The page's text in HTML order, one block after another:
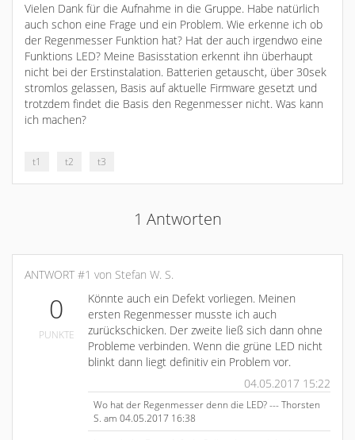
Vielen Dank für die Aufnahme in die Gruppe. Habe natürlich
auch schon eine Frage und ein Problem. Wie erkenne ich ob
der Regenmesser Funktion hat? Hat der auch irgendwo eine
Funktions LED? Meine Basisstation erkennt ihn überhaupt
nicht bei der Erstinstalation. Batterien getauscht, über 30sek
stromlos gelassen, Basis auf aktuelle Firmware gesetzt und
trotzdem findet die Basis den Regenmesser nicht. Was kann
ich machen?
t1 t2 t3
1 Antworten
ANTWORT #1 von Stefan W. S.
0
PUNKTE
Könnte auch ein Defekt vorliegen. Meinen
ersten Regenmesser musste ich auch
zurückschicken. Der zweite ließ sich dann ohne
Probleme verbinden. Wenn die grüne LED nicht
blinkt dann liegt definitiv ein Problem vor.
04.05.2017 15:22
Wo hat der Regenmesser denn die LED? --- Thorsten
S. am 04.05.2017 16:38